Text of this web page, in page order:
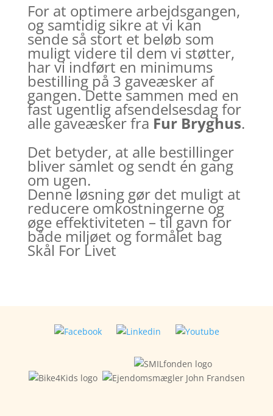
For at optimere arbejdsgangen,
og samtidig sikre at vi kan
sende så stort et beløb som
muligt videre til dem vi støtter,
har vi indført en minimums
bestilling på 3 gaveæsker af
gangen. Dette sammen med en
fast ugentlig afsendelsesdag for
alle gaveæsker fra Fur Bryghus.
Det betyder, at alle bestillinger
bliver samlet og sendt én gang
om ugen.
Denne løsning gør det muligt at
reducere omkostningerne og
øge effektiviteten – til gavn for
både miljøet og formålet bag
Skål For Livet